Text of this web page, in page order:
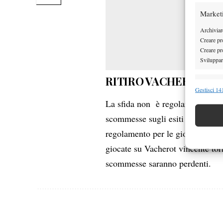
Creare
Creare
scelte
Gestisci
RITIRO VACHEROT,
La sfida non è regolarmente
scommesse sugli esiti
regolamento per le giocate sul
giocate su Vacherot vincente
scommesse saranno perdenti.